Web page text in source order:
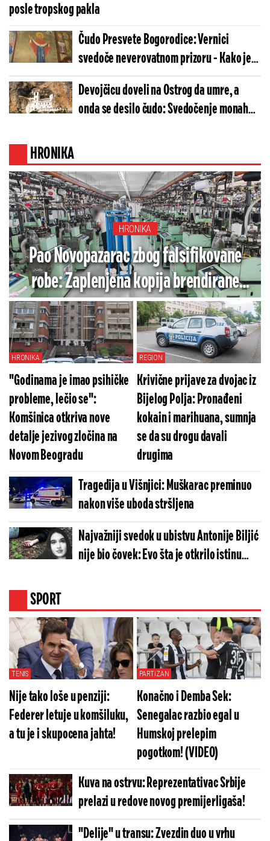
posle tropskog pakla
Čudo Presvete Bogorodice: Vernici
svedoče neverovatnom prizoru - Kako je
ovo moguće? (FOTO)
Devojčicu doveli na Ostrog da umre, a
onda se desilo čudo: Svedočenje monaha o
HRONIKA
HRONIKA
Pao Novopazarac zbog falsifikovane
robe: Zaplenjena kopija brendirane
robe vredna više od 13,6 miliona dinara
HRONIKA
"Godinama je imao psihičke
probleme, lečio se":
Komšinica otkriva nove
detalje jezivog zločina na
Novom Beogradu
REGION
Krivične prijave za dvojac iz
Bijelog Polja: Pronađeni
kokain i marihuana, sumnja
se da su drogu davali
drugima
Tragedija u Višnjici: Muškarac preminuo
nakon više uboda stršljena
Najvažniji svedok u ubistvu Antonije Biljić
nije bio čovek: Evo šta je otkrilo istinu
SPORT
TENIS
Nije tako loše u penziji:
Federer letuje u komšiluku,
a tu je i skupocena jahta!
PARTIZAN
Konačno i Demba Sek:
Senegalac razbio egal u
Humskoj prelepim
pogotkom! (VIDEO)
Kuva na ostrvu: Reprezentativac Srbije
prelazi u redove novog premijerligaša!
"Delije" u transu: Zvezdin duo u vrhu